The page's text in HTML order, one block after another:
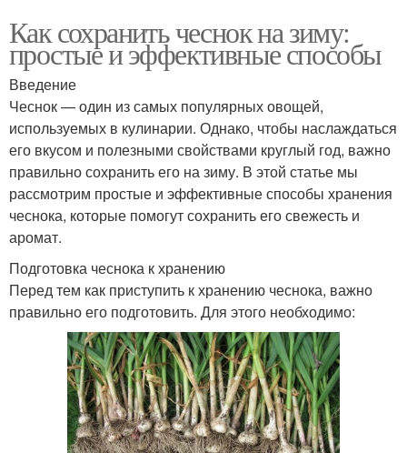
Как сохранить чеснок на зиму:
простые и эффективные способы
Введение
Чеснок — один из самых популярных овощей,
используемых в кулинарии. Однако, чтобы наслаждаться
его вкусом и полезными свойствами круглый год, важно
правильно сохранить его на зиму. В этой статье мы
рассмотрим простые и эффективные способы хранения
чеснока, которые помогут сохранить его свежесть и
аромат.
Подготовка чеснока к хранению
Перед тем как приступить к хранению чеснока, важно
правильно его подготовить. Для этого необходимо: